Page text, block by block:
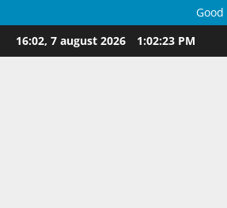
Skip
to
16:02, 7 august 2026 1:02:24 PM